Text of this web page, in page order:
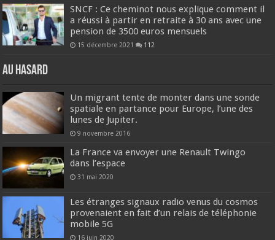
SNCF : Ce cheminot nous explique comment il
a réussi à partir en retraite à 30 ans avec une
pension de 3500 euros mensuels
15 décembre 2021 112
Au hasard
Un migrant tente de monter dans une sonde
spatiale en partance pour Europe, l’une des
lunes de Jupiter.
9 novembre 2016
La France va envoyer une Renault Twingo
dans l’espace
31 mai 2020
Les étranges signaux radio venus du cosmos
provenaient en fait d’un relais de téléphonie
mobile 5G
16 juin 2020